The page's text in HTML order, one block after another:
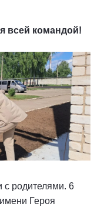
всей командой!
с родителями. 6
Героя